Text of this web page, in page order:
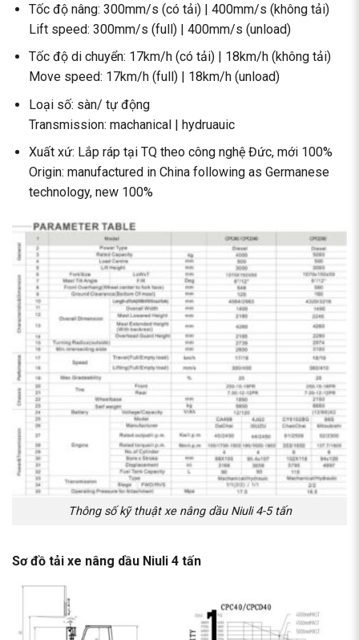
Tốc độ nâng: 300mm/s (có tải) | 400mm/s (không tải)
Lift speed: 300mm/s (full) | 400mm/s (unload)
Tốc độ di chuyển: 17km/h (có tải) | 18km/h (không tải)
Move speed: 17km/h (full) | 18km/h (unload)
Loại số: sàn/ tự động
Transmission: machanical | hydruauic
Xuất xứ: Lắp ráp tại TQ theo công nghệ Đức, mới 100%
Origin: manufactured in China following as Germanese
technology, new 100%
Thông số kỹ thuật xe nâng dầu Niuli 4-5 tấn
Sơ đồ tải xe nâng dầu Niuli 4 tấn